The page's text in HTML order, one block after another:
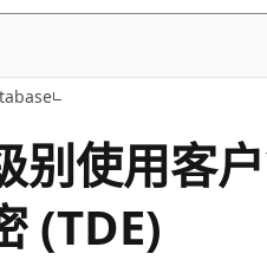
别使用客
(TDE)